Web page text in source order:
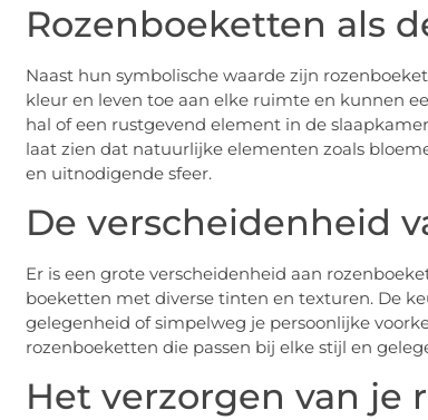
Rozenboeketten als
Naast hun symbolische waarde zijn
kleur en leven toe aan elke ruimte en kunnen
hal of een rustgevend element in de
laat zien dat natuurlijke elementen zoals
en uitnodigende sfeer.
De verscheidenheid
Er is een grote verscheidenheid aan
boeketten met diverse tinten en texturen. De
gelegenheid of simpelweg je persoonlijke
rozenboeketten die passen bij elke stijl en
Het verzorgen van je